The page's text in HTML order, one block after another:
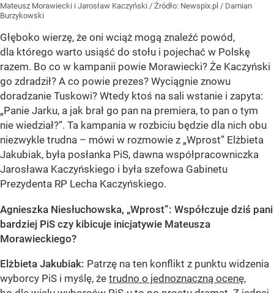
Mateusz Morawiecki i Jarosław Kaczyński / Źródło: Newspix.pl / Damian
Burzykowski
Głęboko wierzę, że oni wciąż mogą znaleźć powód,
dla którego warto usiąść do stołu i pojechać w Polskę
razem. Bo co w kampanii powie Morawiecki? Że Kaczyński
go zdradził? A co powie prezes? Wyciągnie znowu
doradzanie Tuskowi? Wtedy ktoś na sali wstanie i zapyta:
„Panie Jarku, a jak brał go pan na premiera, to pan o tym
nie wiedział?”. Ta kampania w rozbiciu będzie dla nich obu
niezwykle trudna – mówi w rozmowie z „Wprost” Elżbieta
Jakubiak, była posłanka PiS, dawna współpracowniczka
Jarosława Kaczyńskiego i była szefowa Gabinetu
Prezydenta RP Lecha Kaczyńskiego.
Agnieszka Niesłuchowska, „Wprost”: Współczuje dziś pani
bardziej PiS czy kibicuje inicjatywie Mateusza
Morawieckiego?
Elżbieta Jakubiak: Patrzę na ten konflikt z punktu widzenia
wyborcy PiS i myślę, że trudno o jednoznaczną ocenę,